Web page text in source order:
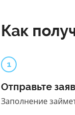
Как
1
Отправьте
Заполнение